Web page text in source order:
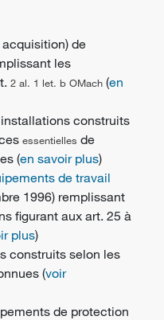
de
les
2 al. 1 let. b OMach (en
construits
essentielles de
(en savoir plus)
de travail
1996) remplissant
figurant aux art. 25 à
plus)
construits selon les
(voir
de protection